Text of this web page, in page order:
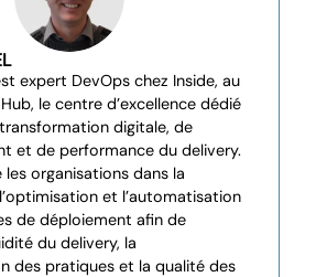
expert DevOps chez Inside, au
le centre d’excellence dédié
digitale, de
et de performance du delivery.
les organisations dans la
et l’automatisation
de déploiement afin de
du delivery, la
des pratiques et la qualité des